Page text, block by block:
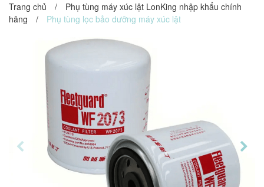
Trang chủ /
Phụ tùng máy xúc lật LonKing nhập khẩu chính
hãng
/ Phụ tùng lọc bảo dưỡng máy xúc lật